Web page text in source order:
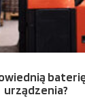
urządzenia?